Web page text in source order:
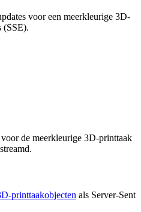
voor een meerkleurige 3D-
(SSE).
de meerkleurige 3D-printtaak
printtaakobjecten als Server-Sent